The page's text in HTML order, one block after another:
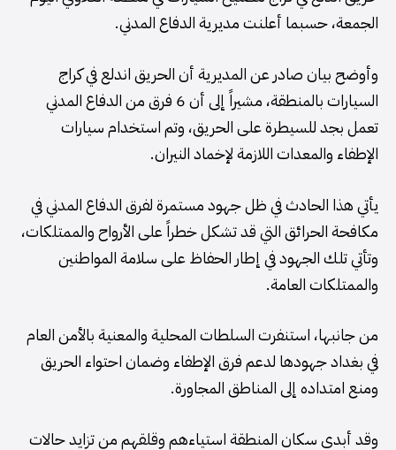
الجمعة، حسبما أعلنت مديرية الدفاع المدني.
وأوضح بيان صادر عن المديرية أن الحريق اندلع في كراج
السيارات بالمنطقة، مشيراً إلى أن 6 فرق من الدفاع المدني
تعمل بجد للسيطرة على الحريق، وتم استخدام سيارات
الإطفاء والمعدات اللازمة لإخماد النيران.
يأتي هذا الحادث في ظل جهود مستمرة لفرق الدفاع المدني في
مكافحة الحرائق التي قد تشكل خطراً على الأرواح والممتلكات،
وتأتي تلك الجهود في إطار الحفاظ على سلامة المواطنين
والممتلكات العامة.
من جانبها، استنفرت السلطات المحلية والمعنية بالأمن العام
في بغداد جهودها لدعم فرق الإطفاء وضمان احتواء الحريق
ومنع امتداده إلى المناطق المجاورة.
وقد أبدى سكان المنطقة استياءهم وقلقهم من تزايد حالات